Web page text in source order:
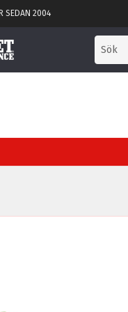
SEDAN 2004